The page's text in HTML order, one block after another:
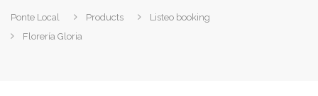
Ponte Local Products
Listeo booking
Florería Gloria